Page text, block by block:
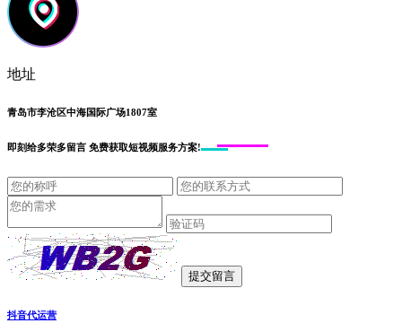
地址
青岛市李沧区中海国际广场1807室
即刻给多荣多留言 免费获取短视频服务方案!
抖音代运营